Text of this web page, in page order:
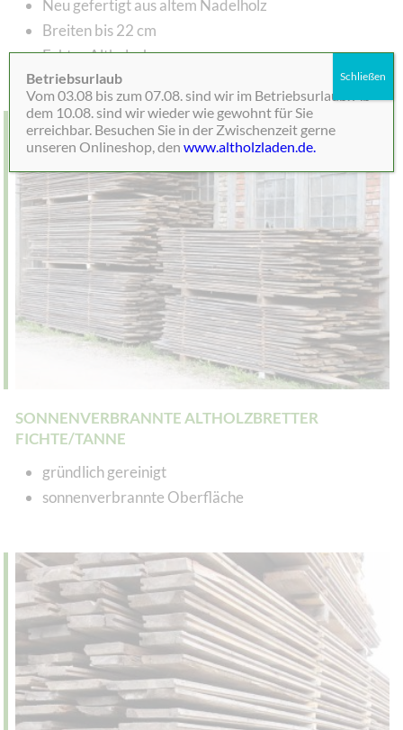
Neu gefertigt aus altem Nadelholz
Breiten bis 22 cm
Echter Altholzcharme
SONNENVERBRANNTE ALTHOLZBRETTER
FICHTE/TANNE
gründlich gereinigt
sonnenverbrannte Oberfläche
Betriebsurlaub
Vom 03.08 bis zum 07.08. sind wir im Betriebsurlaub. Ab
dem 10.08. sind wir wieder wie gewohnt für Sie
erreichbar. Besuchen Sie in der Zwischenzeit gerne
unseren Onlineshop, denwww.altholzladen.de.
Schließen